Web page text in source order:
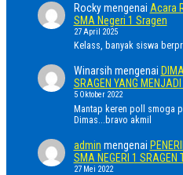
Rockymengenai Acara
SMA Negeri 1 Sragen
27 April 2025
Kelass, banyak siswa
Winarsih mengenai
SRAGEN YANG MENJADI
5 Oktober 2022
Mantap keren poll smoga
Dimas...bravo akmil
admin mengenai
SMA NEGERI 1
27 Mei 2022